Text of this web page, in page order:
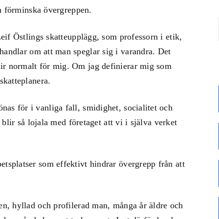
övergreppen.
Östlings skatteupplägg, som professorn i etik,
om att man speglar sig i varandra. Det
normalt för mig. Om jag definierar mig som
för i vanliga fall, smidighet, socialitet och
så lojala med företaget att vi i själva verket
som effektivt hindrar övergrepp från att
hyllad och profilerad man, många år äldre och